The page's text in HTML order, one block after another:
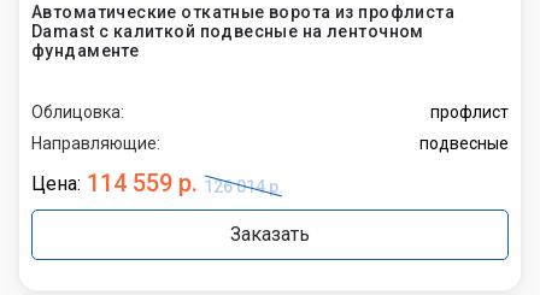
Автоматические откатные ворота из профлиста
Damast с калиткой подвесные на ленточном
фундаменте
Облицовка:
профлист
Направляющие:
подвесные
Цена: 114 559 р. 126 014 р.
Заказать